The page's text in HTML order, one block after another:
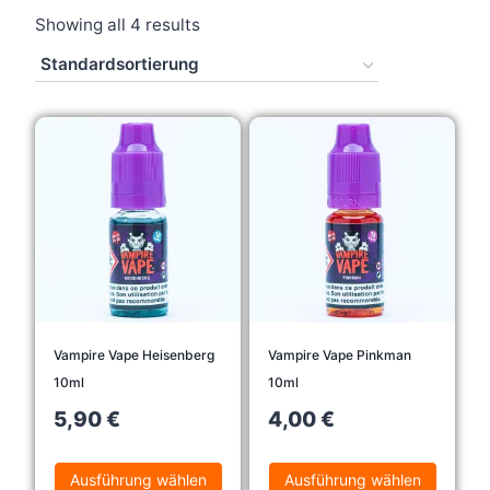
Showing all 4 results
Vampire Vape Heisenberg
10ml
5,90€
Ausführung wählen
Vampire Vape Pinkman
10ml
4,00€
Ausführung wählen